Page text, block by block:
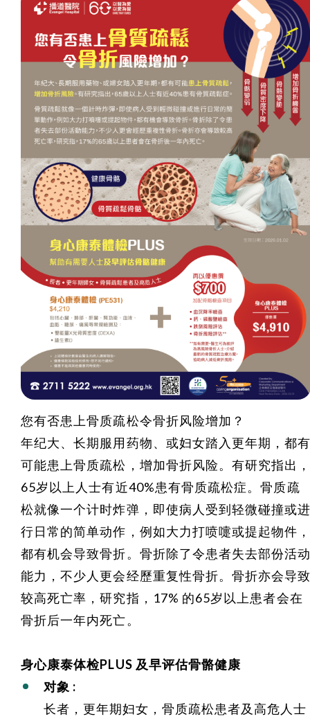
您有否患上骨质疏松令骨折风险增加？
年纪大、长期服用药物、或妇女踏入更年期，都
可能患上骨质疏松，增加骨折风险。有研究指出
65岁以上人士有近40%患有骨质疏松症。骨质疏
松就像一个计时炸弹，即使病人受到轻微碰撞或
行日常的简单动作，例如大力打喷嚏或提起物件
都有机会导致骨折。骨折除了令患者失去部份活
能力，不少人更会经歷重复性骨折。骨折亦会导
较高死亡率，研究指， 17% 的65岁以上患者会在
骨折后一年内死亡。
身心康泰体检PLUS 及早评估骨骼健康
对象 :
长者，更年期妇女，骨质疏松患者及高危人士